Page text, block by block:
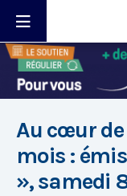
Au cœur
mois :
», samedi